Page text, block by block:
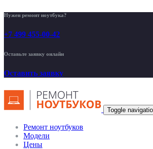
Нужен ремонт ноутбука?
+7 499 455-00-42
Оставьте заявку онлайн
Оставить заявку
Toggle
Ремонт ноутбуков
Модели
Цены